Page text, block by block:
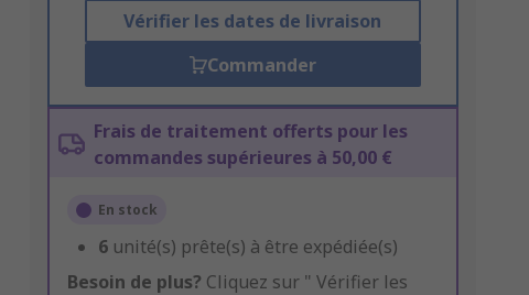
Vérifier les dates de livraison
Commander
Frais de traitement offerts pour les
commandes supérieures à 50,00 €
En stock
6 unité(s) prête(s) à être expédiée(s)
Besoin de plus? Cliquez sur " Vérifier les